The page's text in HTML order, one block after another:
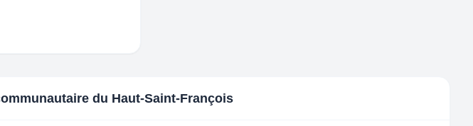
du Haut-Saint-François